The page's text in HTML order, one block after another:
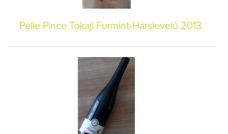
Pelle Pince Tokaji Furmint-Hárslevelű 2013